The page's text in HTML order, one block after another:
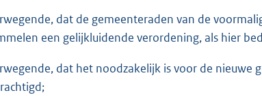
dat de gemeenteraden van de
een gelijkluidende verordening, als hier
dat het noodzakelijk is voor de